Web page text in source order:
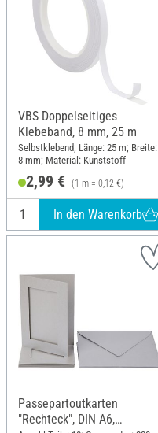
VBS Doppelseitiges
Klebeband, 8 mm, 25 m
Selbstklebend; Länge: 25 m; Breite:
8 mm; Material: Kunststoff
2,99 € (1 m = 0,12 €)
In den Warenkorb
Passepartoutkarten
"Rechteck", DIN A6,